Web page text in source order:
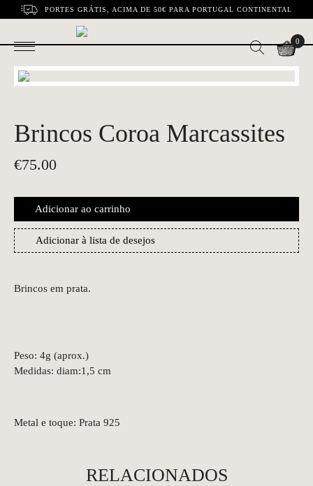
PORTES GRÁTIS, ACIMA DE 50€ PARA PORTUGAL CONTINENTAL
0
Brincos Coroa Marcassites
€75.00
Adicionar ao carrinho
Adicionar à lista de desejos
Brincos em prata.
Peso: 4g (aprox.)
Medidas: diam:1,5 cm
Metal e toque: Prata 925
RELACIONADOS